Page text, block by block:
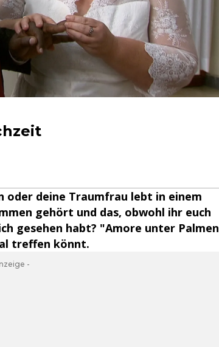
oder deine Traumfrau lebt in einem
gehört und das, obwohl ihr euch
gesehen habt? "Amore unter
treffen könnt.
-